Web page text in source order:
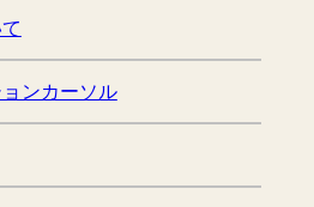
ンカーソル